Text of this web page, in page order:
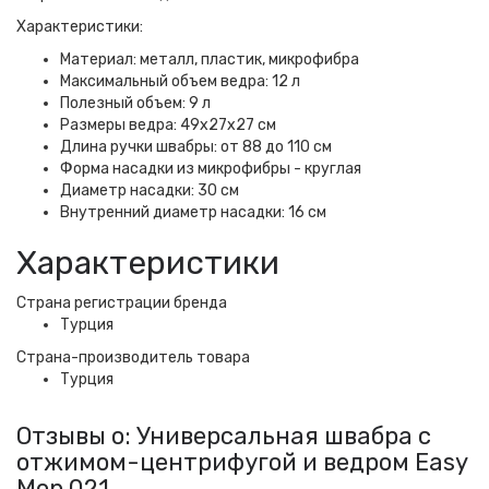
Характеристики:
Материал: металл, пластик, микрофибра
Максимальный объем ведра: 12 л
Полезный объем: 9 л
Размеры ведра: 49х27х27 см
Длина ручки швабры: от 88 до 110 см
Форма насадки из микрофибры - круглая
Диаметр насадки: 30 см
Внутренний диаметр насадки: 16 см
Характеристики
Страна регистрации бренда
Турция
Страна-производитель товара
Турция
Отзывы о: Универсальная швабра с
отжимом-центрифугой и ведром Easy